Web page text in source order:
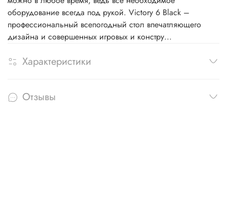
оборудование всегда под рукой. Victory 6 Black –
профессиональный всепогодный стол впечатляющего
дизайна и совершенных игровых и констру...
Характеристики
Отзывы